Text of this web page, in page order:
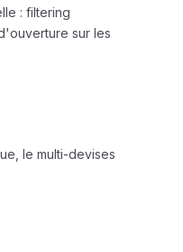
: filtering
sur les
le multi-devises